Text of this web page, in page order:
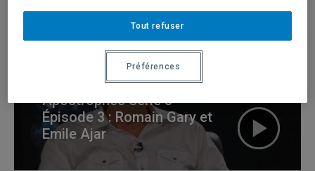
Apostrophes Série 3
Épisode 3 : Romain Gary et
Emile Ajar
Tout refuser
Préférences